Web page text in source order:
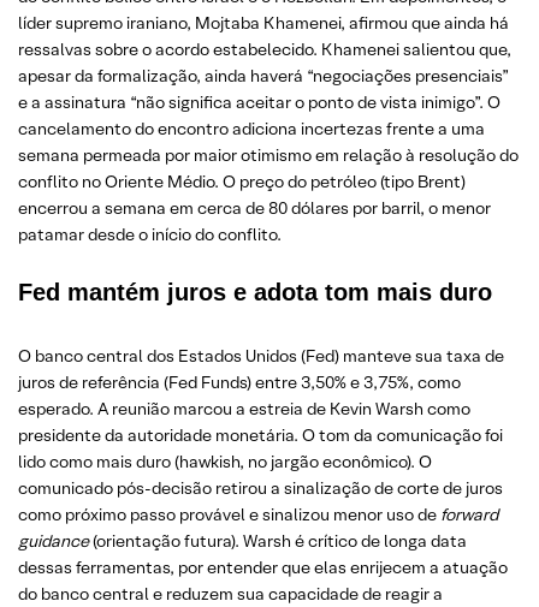
líder supremo iraniano, Mojtaba Khamenei, afirmou que ainda há
ressalvas sobre o acordo estabelecido. Khamenei salientou que,
apesar da formalização, ainda haverá “negociações presenciais”
e a assinatura “não significa aceitar o ponto de vista inimigo”. O
cancelamento do encontro adiciona incertezas frente a uma
semana permeada por maior otimismo em relação à resolução do
conflito no Oriente Médio. O preço do petróleo (tipo Brent)
encerrou a semana em cerca de 80 dólares por barril, o menor
patamar desde o início do conflito.
Fed mantém juros e adota tom mais duro
O banco central dos Estados Unidos (Fed) manteve sua taxa de
juros de referência (Fed Funds) entre 3,50% e 3,75%, como
esperado. A reunião marcou a estreia de Kevin Warsh como
presidente da autoridade monetária. O tom da comunicação foi
lido como mais duro (hawkish, no jargão econômico). O
comunicado pós-decisão retirou a sinalização de corte de juros
como próximo passo provável e sinalizou menor uso de forward
guidance(orientação futura). Warsh é crítico de longa data
dessas ferramentas, por entender que elas enrijecem a atuação
do banco central e reduzem sua capacidade de reagir a